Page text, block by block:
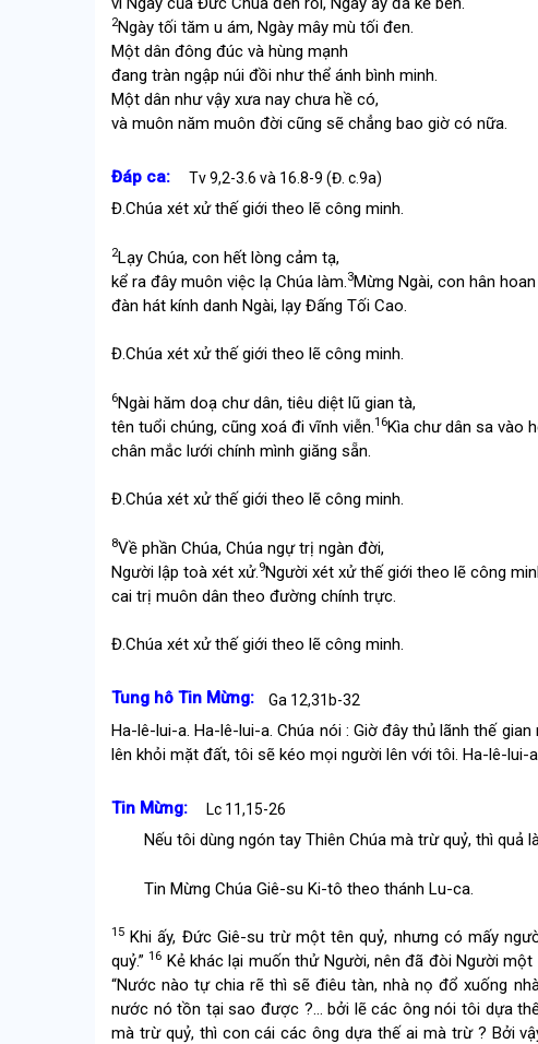
2Ngày tối tăm u ám, Ngày mây mù tối đen.
Một dân đông đúc và hùng mạnh
đang tràn ngập núi đồi như thể ánh bình minh.
Một dân như vậy xưa nay chưa hề có,
và muôn năm muôn đời cũng sẽ chẳng bao giờ có nữa.
Đáp ca: Tv 9,2-3.6 và 16.8-9 (Đ. c.9a)
Đ.Chúa xét xử thế giới theo lẽ công minh.
2Lạy Chúa, con hết lòng cảm tạ,
kể ra đây muôn việc lạ Chúa làm. 3Mừng Ngài, con hân
đàn hát kính danh Ngài, lạy Đấng Tối Cao.
Đ.Chúa xét xử thế giới theo lẽ công minh.
6Ngài hăm doạ chư dân, tiêu diệt lũ gian tà,
tên tuổi chúng, cũng xoá đi vĩnh viễn. 16Kìa chư dân sa vào
chân mắc lưới chính mình giăng sẵn.
Đ.Chúa xét xử thế giới theo lẽ công minh.
8Về phần Chúa, Chúa ngự trị ngàn đời,
Người lập toà xét xử. 9Người xét xử thế giới theo lẽ công
cai trị muôn dân theo đường chính trực.
Đ.Chúa xét xử thế giới theo lẽ công minh.
Tung hô Tin Mừng: Ga 12,31b-32
Ha-lê-lui-a. Ha-lê-lui-a. Chúa nói : Giờ đây thủ lãnh thế
lên khỏi mặt đất, tôi sẽ kéo mọi người lên với tôi. Ha-lê-lui-a.
Tin Mừng: Lc 11,15-26
Nếu tôi dùng ngón tay Thiên Chúa mà trừ quỷ, thì quả
Tin Mừng Chúa Giê-su Ki-tô theo thánh Lu-ca.
15 Khi ấy, Đức Giê-su trừ một tên quỷ, nhưng có mấy
quỷ.” 16 Kẻ khác lại muốn thử Người, nên đã đòi Người một
“Nước nào tự chia rẽ thì sẽ điêu tàn, nhà nọ đổ xuống
nước nó tồn tại sao được ?… bởi lẽ các ông nói tôi dựa
mà trừ quỷ, thì con cái các ông dựa thế ai mà trừ ? Bởi